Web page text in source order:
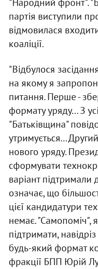
"Народний фронт".
партія виступили
відмовилася
коаліції.
"Відбулося
на якому я
питання. Перше -
формату уряду... З
"Батьківщина"
утримується...
нового уряду.
сформувати
варіант підтримали
означає, що
цієї кандидатури
немає. "Самопоміч",
підтримати,
будь-який формат
фракції БПП Юрій